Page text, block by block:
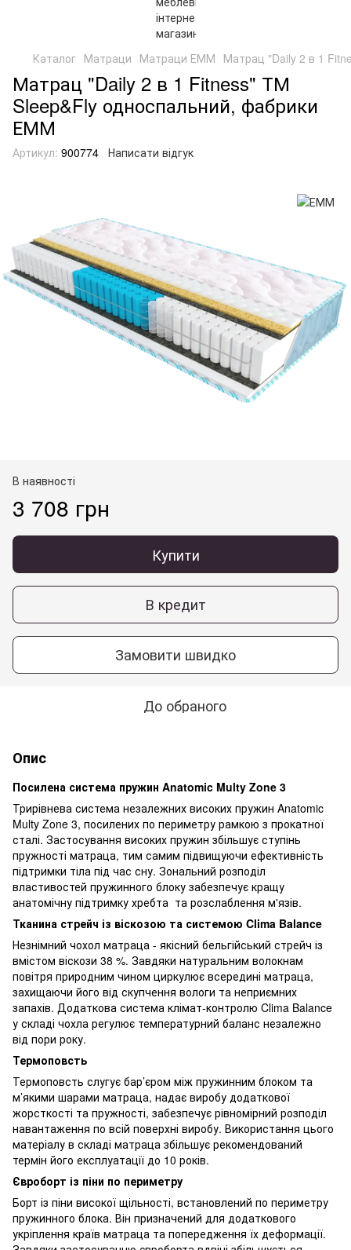
Каталог Матраци Матраци ЕММ Матрац "Daily 2 в 1
Матрац "Daily 2 в 1 Fitness" ТМ
Sleep&Fly односпальний, фабрики
ЕММ
Артикул: 900774 Написати відгук
В наявності
3 708 грн
Купити
В кредит
Замовити швидко
До обраного
Опис
Посилена система пружин Anatomic Multy Zone 3
Трирівнева система незалежних високих пружин Anatomic
Multy Zone 3, посилених по периметру рамкою з прокатної
сталі. Застосування високих пружин збільшує ступінь
пружності матраца, тим самим підвищуючи ефективність
підтримки тіла під час сну. Зональний розподіл
властивостей пружинного блоку забезпечує кращу
анатомічну підтримку хребта та розслаблення м'язів.
Тканина стрейч із віскозою та системою Clima Balance
Незнімний чохол матраца - якісний бельгійський стрейч із
вмістом віскози 38 %. Завдяки натуральним волокнам
повітря природним чином циркулює всередині матраца,
захищаючи його від скупчення вологи та неприємних
запахів. Додаткова система клімат-контролю Clima Balance
у складі чохла регулює температурний баланс незалежно
від пори року.
Термоповсть
Термоповсть слугує бар’єром між пружинним блоком та
м’якими шарами матраца, надає виробу додаткової
жорсткості та пружності, забезпечує рівномірний розподіл
навантаження по всій поверхні виробу. Використання цього
матеріалу в складі матраца збільшує рекомендований
термін його експлуатації до 10 років.
Євроборт із піни по периметру
Борт із піни високої щільності, встановлений по периметру
пружинного блока. Він призначений для додаткового
укріплення країв матраца та попередження їх деформації.